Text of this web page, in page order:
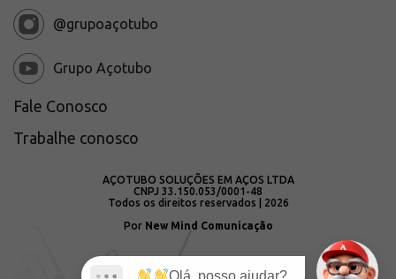
@grupoaçotubo
Grupo Açotubo
Fale Conosco
Trabalhe conosco
AÇOTUBO SOLUÇÕES EM AÇOS LTDA
CNPJ 33.150.053/0001-48
Todos os direitos reservados | 2026
Por New Mind Comunicação
Olá, posso ajudar?